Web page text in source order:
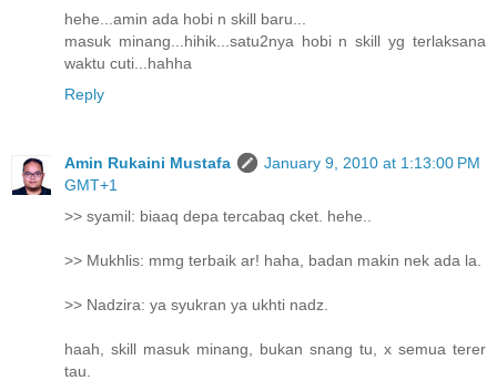
hehe...amin ada hobi n skill baru...
masuk minang...hihik...satu2nya hobi n skill yg terlaksana
waktu cuti...hahha
Reply
Amin Rukaini Mustafa
January 9, 2010 at 1:13:00 PM
GMT+1
>> syamil: biaaq depa tercabaq cket. hehe..
>> Mukhlis: mmg terbaik ar! haha, badan makin nek ada la.
>> Nadzira: ya syukran ya ukhti nadz.
haah, skill masuk minang, bukan snang tu, x semua terer
tau.